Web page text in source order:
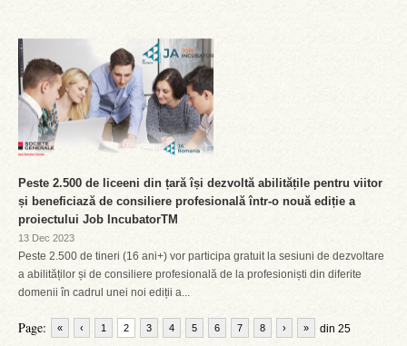
Peste 2.500 de liceeni din țară își dezvoltă abilitățile pentru viitor
și beneficiază de consiliere profesională într-o nouă ediție a
proiectului Job IncubatorTM
13 Dec 2023
Peste 2.500 de tineri (16 ani+) vor participa gratuit la sesiuni de dezvoltare
a abilităților și de consiliere profesională de la profesioniști din diferite
domenii în cadrul unei noi ediții a...
Page: « ‹ 1 2 3 4 5 6 7 8 din 25
› »